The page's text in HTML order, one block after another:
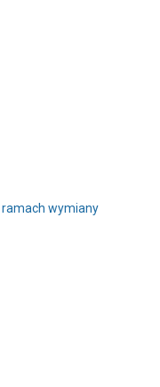
wymiany